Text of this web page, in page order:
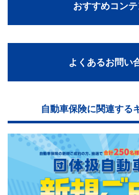
おすすめコン
よくあるお問い
自動車保険に関連する